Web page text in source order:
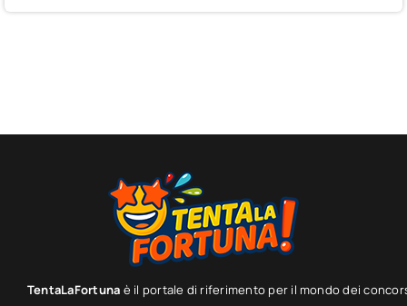
TentaLaFortuna è il portale di riferimento per il mondo dei